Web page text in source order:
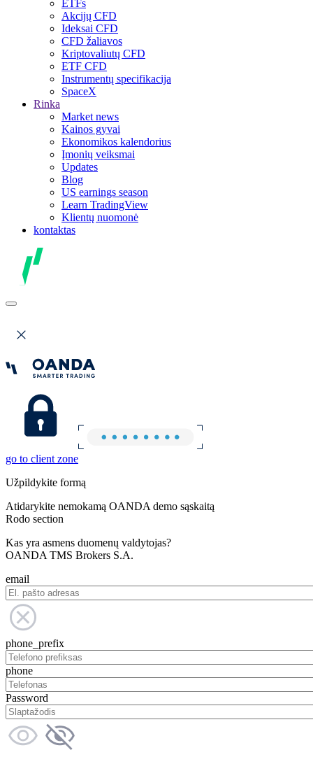
ETFs
Akcijų CFD
Ideksai CFD
CFD žaliavos
Kriptovaliutų CFD
ETF CFD
Instrumentų specifikacija
SpaceX
Rinka
Market news
Kainos gyvai
Ekonomikos kalendorius
Įmonių veiksmai
Updates
Blog
US earnings season
Learn TradingView
Klientų nuomonė
kontaktas
go to client zone
Užpildykite formą
Atidarykite nemokamą OANDA demo sąskaitą
Rodo section
Kas yra asmens duomenų valdytojas?
OANDA TMS Brokers S.A.
email
phone_prefix
phone
Password